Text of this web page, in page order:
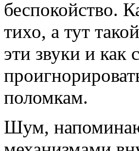
беспокойство.
тихо, а тут
эти звуки и как
поломкам.
Шум,